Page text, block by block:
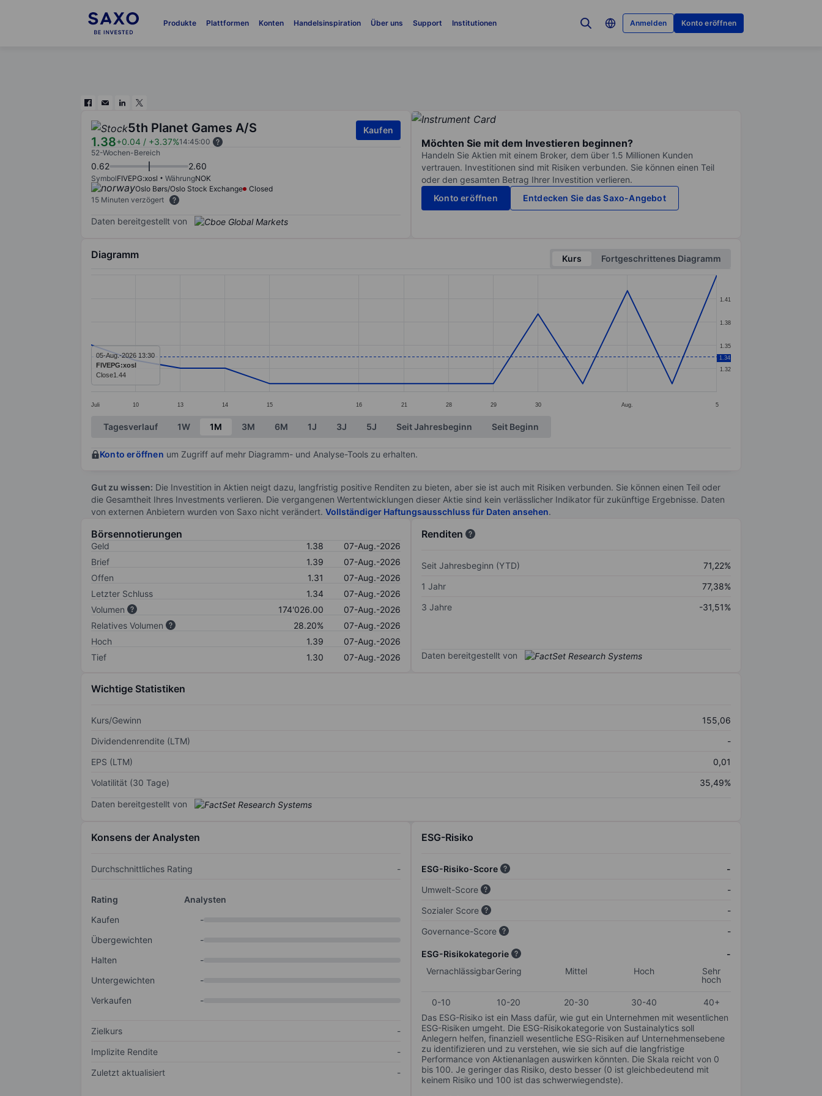
Produkte Plattformen Konten Handelsinspiration Über uns Support Institutionen Anmelden Konto eröffnen
5th Planet Games A/S
1.38+0.04 / +3.37%14:45:00
Kaufen
52-Wochen-Bereich
0.62 2.60
SymbolFIVEPG:xosl WährungNOK
Oslo Børs/Oslo Stock Exchange
Closed
15 Minuten verzögert
Daten bereitgestellt von
Möchten Sie mit dem Investieren beginnen?
Handeln Sie Aktien mit einem Broker, dem über 1.5 Millionen Kunden
vertrauen. Investitionen sind mit Risiken verbunden. Sie können einen Teil
oder den gesamten Betrag Ihrer Investition verlieren.
Konto eröffnen
Entdecken Sie das Saxo-Angebot
Diagramm Kurs
Fortgeschrittenes Diagramm
Juli 10 13 14 15 16 21 28 29 30 Aug. 5
1.32
1.35
1.38
1.41
1.34
05-Aug.-2026 13:30
FIVEPG:xosl
Close1.44
End of interactive chart.
Tagesverlauf 1W 1M 3M 6M 1J 3J 5J Seit Jahresbeginn Seit Beginn
Konto eröffnen um Zugriff auf mehr Diagramm- und Analyse-Tools zu erhalten.
Gut zu wissen: Die Investition in Aktien neigt dazu, langfristig positive Renditen zu bieten, aber sie ist auch mit Risiken verbunden. Sie können einen Teil oder
die Gesamtheit Ihres Investments verlieren. Die vergangenen Wertentwicklungen dieser Aktie sind kein verlässlicher Indikator für zukünftige Ergebnisse. Daten
von externen Anbietern wurden von Saxo nicht verändert. Vollständiger Haftungsausschluss für Daten ansehen.
Börsennotierungen
Geld 1.38
07-Aug.-2026
Brief
1.39
07-Aug.-2026
Offen
1.31
07-Aug.-2026
Letzter Schluss
1.34
07-Aug.-2026
Volumen
174'026.00
07-Aug.-2026
Relatives Volumen
28.20%
07-Aug.-2026
Hoch
1.39
07-Aug.-2026
Tief
1.30 07-Aug.-2026
Renditen
Seit Jahresbeginn (YTD)
71,22%
1 Jahr
77,38%
3 Jahre
-31,51%
Daten bereitgestellt von
Wichtige Statistiken
Kurs/Gewinn
155,06
Dividendenrendite (LTM)
-
EPS (LTM)
0,01
Volatilität (30 Tage)
35,49%
Daten bereitgestellt von
Konsens der Analysten
Durchschnittliches Rating -
Rating
Analysten
Kaufen
-
Übergewichten
-
Halten
-
Untergewichten
-
Verkaufen
-
Zielkurs
-
Implizite Rendite
-
Zuletzt aktualisiert
-
ESG-Risiko
ESG-Risiko-Score
-
Umwelt-Score
-
Sozialer Score
-
Governance-Score
-
ESG-Risikokategorie
-
VernachlässigbarGering Mittel Hoch
Sehr
hoch
0-10 10-20 20-30 30-40
40+
Das ESG-Risiko ist ein Mass dafür, wie gut ein Unternehmen mit wesentlichen
ESG-Risiken umgeht. Die ESG-Risikokategorie von Sustainalytics soll
Anlegern helfen, finanziell wesentliche ESG-Risiken auf Unternehmensebene
zu identifizieren und zu verstehen, wie sie sich auf die langfristige
Performance von Aktienanlagen auswirken könnten. Die Skala reicht von 0
bis 100. Je geringer das Risiko, desto besser (0 ist gleichbedeutend mit
keinem Risiko und 100 ist das schwerwiegendste).